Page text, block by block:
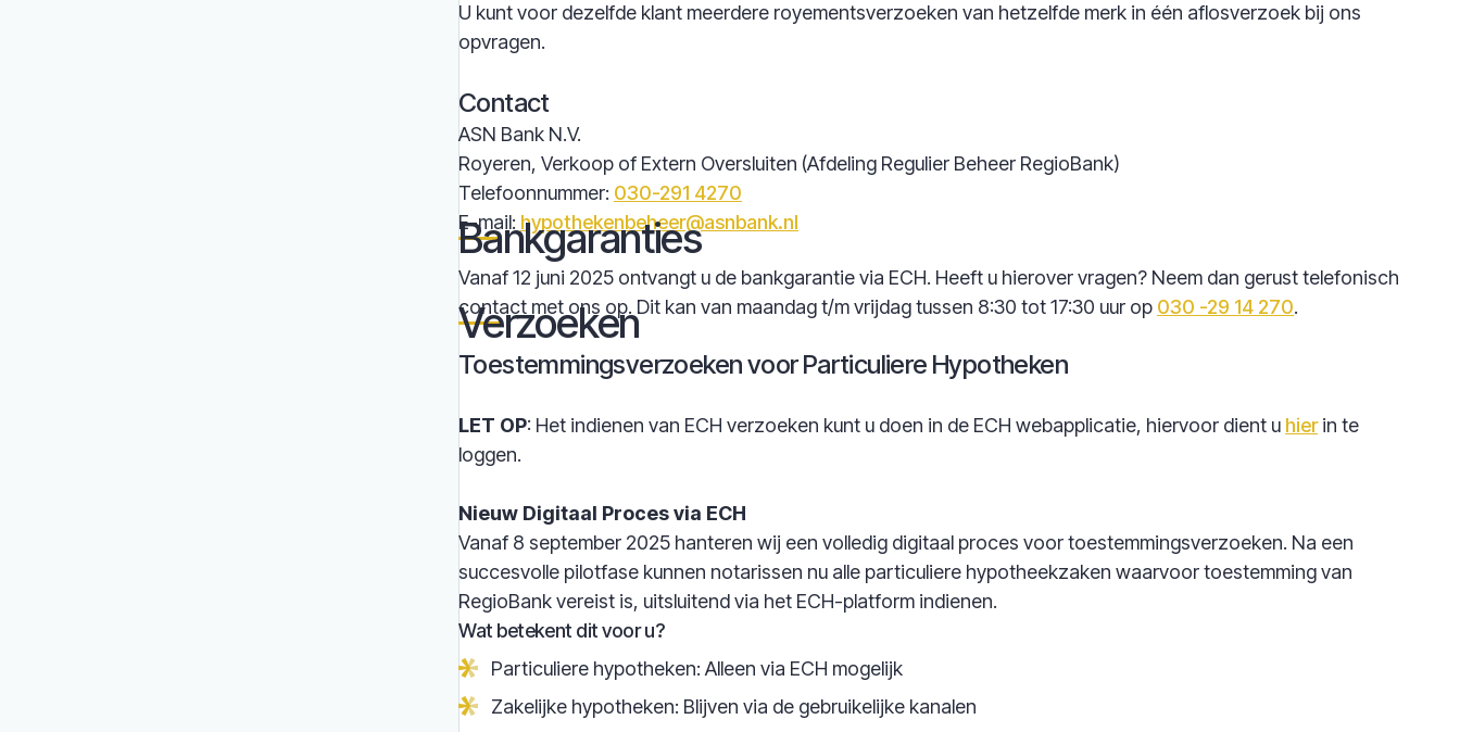
U kunt voor dezelfde klant meerdere royementsverzoeken van hetzelfde merk in één aflosverzoek bij ons
opvragen.
Contact
ASN Bank N.V.
Royeren, Verkoop of Extern Oversluiten (Afdeling Regulier Beheer RegioBank)
Telefoonnummer: 030-291 4270
E-mail: hypothekenbeheer@asnbank.nl
Bankgaranties
Vanaf 12 juni 2025 ontvangt u de bankgarantie via ECH. Heeft u hierover vragen? Neem dan gerust telefonisch
contact met ons op. Dit kan van maandag t/m vrijdag tussen 8:30 tot 17:30 uur op 030 -29 14 270.
Verzoeken
Toestemmingsverzoeken voor Particuliere Hypotheken
LET OP: Het indienen van ECH verzoeken kunt u doen in de ECH webapplicatie, hiervoor dient u hierin te
loggen.
Nieuw Digitaal Proces via ECH
Vanaf 8 september 2025 hanteren wij een volledig digitaal proces voor toestemmingsverzoeken. Na een
succesvolle pilotfase kunnen notarissen nu alle particuliere hypotheekzaken waarvoor toestemming van
RegioBank vereist is, uitsluitend via het ECH-platform indienen.
Wat betekent dit voor u?
Particuliere hypotheken: Alleen via ECH mogelijk
Zakelijke hypotheken: Blijven via de gebruikelijke kanalen